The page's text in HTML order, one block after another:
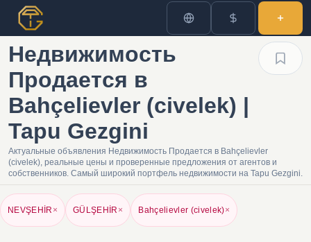
Недвижимость
Продается в
Bahçelievler (civelek) |
Tapu Gezgini
Актуальные объявления Недвижимость Продается в Bahçelievler
(civelek), реальные цены и проверенные предложения от агентов и
собственников. Самый широкий портфель недвижимости на Tapu Gezgini.
NEVŞEHİR × GÜLŞEHİR × Bahçelievler (civelek)×